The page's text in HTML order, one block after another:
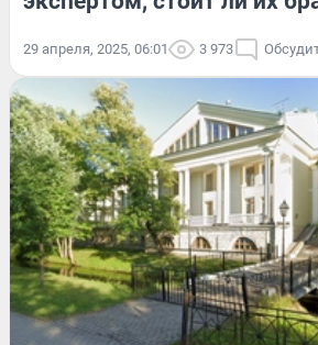
29 апреля, 2025, 06:01 3 973